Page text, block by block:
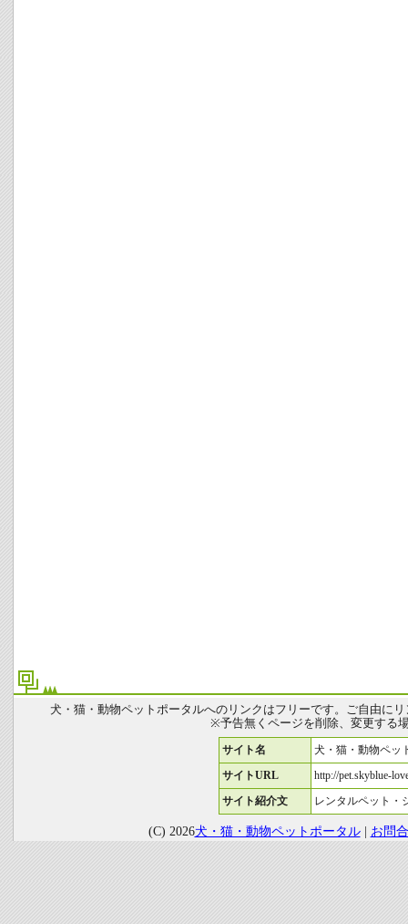
犬・猫・動物ペットポータルへのリンクはフリーです。ご自由に
※予告無くページを削除、変更する
サイト名 犬・猫・動物ペッ
サイトURL http://pet.skyblue-
サイト紹介文 レンタルペット・
(C) 2026犬・猫・動物ペットポータル| お問